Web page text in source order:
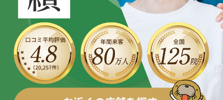
股関節の痛み
産後の不調・体型の崩れ
骨盤の傾き・歪み
坐骨神経痛
東北
仙台エリア（4院）
関東
池袋エリア（3院）
新宿エリア（3院）
初めての方へ
giversメソッドGIFT
研究・論文
医師・専門家からの推薦
ご予約はこちら
OUR CONCEPT
とらわれないカラダを。